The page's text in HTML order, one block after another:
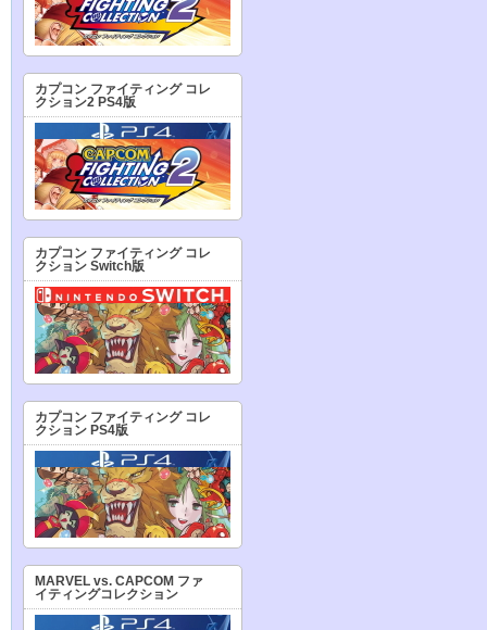
カプコン ファイティング コレ
クション2 PS4版
カプコン ファイティング コレ
クション Switch版
カプコン ファイティング コレ
クション PS4版
MARVEL vs. CAPCOM ファ
イティングコレクション